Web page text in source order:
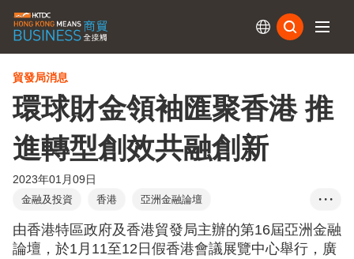
貿發局消息
環球財金領袖匯聚香港 推
進轉型創效共融創新
2023年01月09日
金融及投資 香港
亞洲金融論壇
AFF Deal Flow投資項目...
金融科技專區
InnoVenture專區
FintechHK初創專區
線上線下
• • •
由香港特區政府及香港貿發局主辦的第16屆亞洲金融
論壇，於1月11至12日假香港會議展覽中心舉行，廣